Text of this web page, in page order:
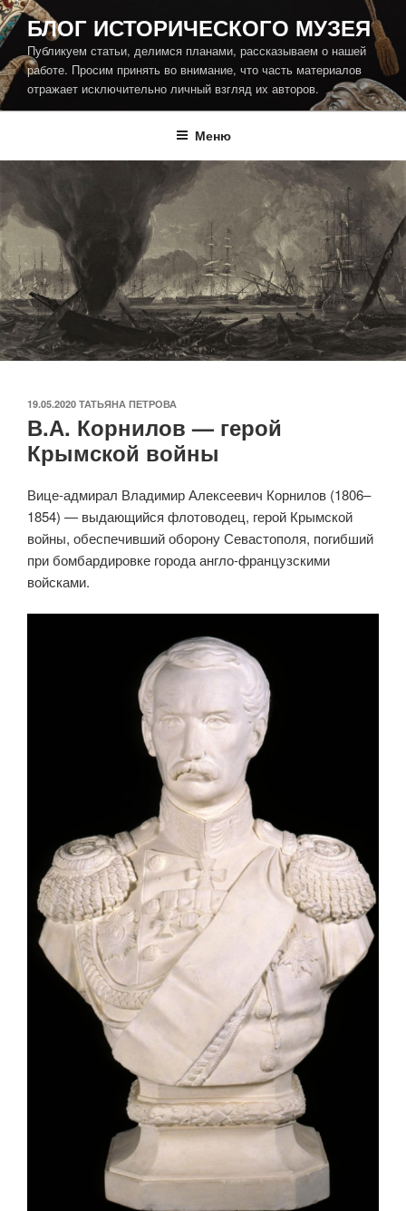
Перейти
к
содержимому
БЛОГ ИСТОРИЧЕСКОГО МУЗЕЯ
Публикуем статьи, делимся планами, рассказываем о нашей
работе. Просим принять во внимание, что часть материалов
отражает исключительно личный взгляд их авторов.
Меню
ОПУБЛИКОВАНО
19.05.2020 ТАТЬЯНА ПЕТРОВА
В.А. Корнилов — герой
Крымской войны
Вице-адмирал Владимир Алексеевич Корнилов (1806–
1854) — выдающийся флотоводец, герой Крымской
войны, обеспечивший оборону Севастополя, погибший
при бомбардировке города англо-французскими
войсками.